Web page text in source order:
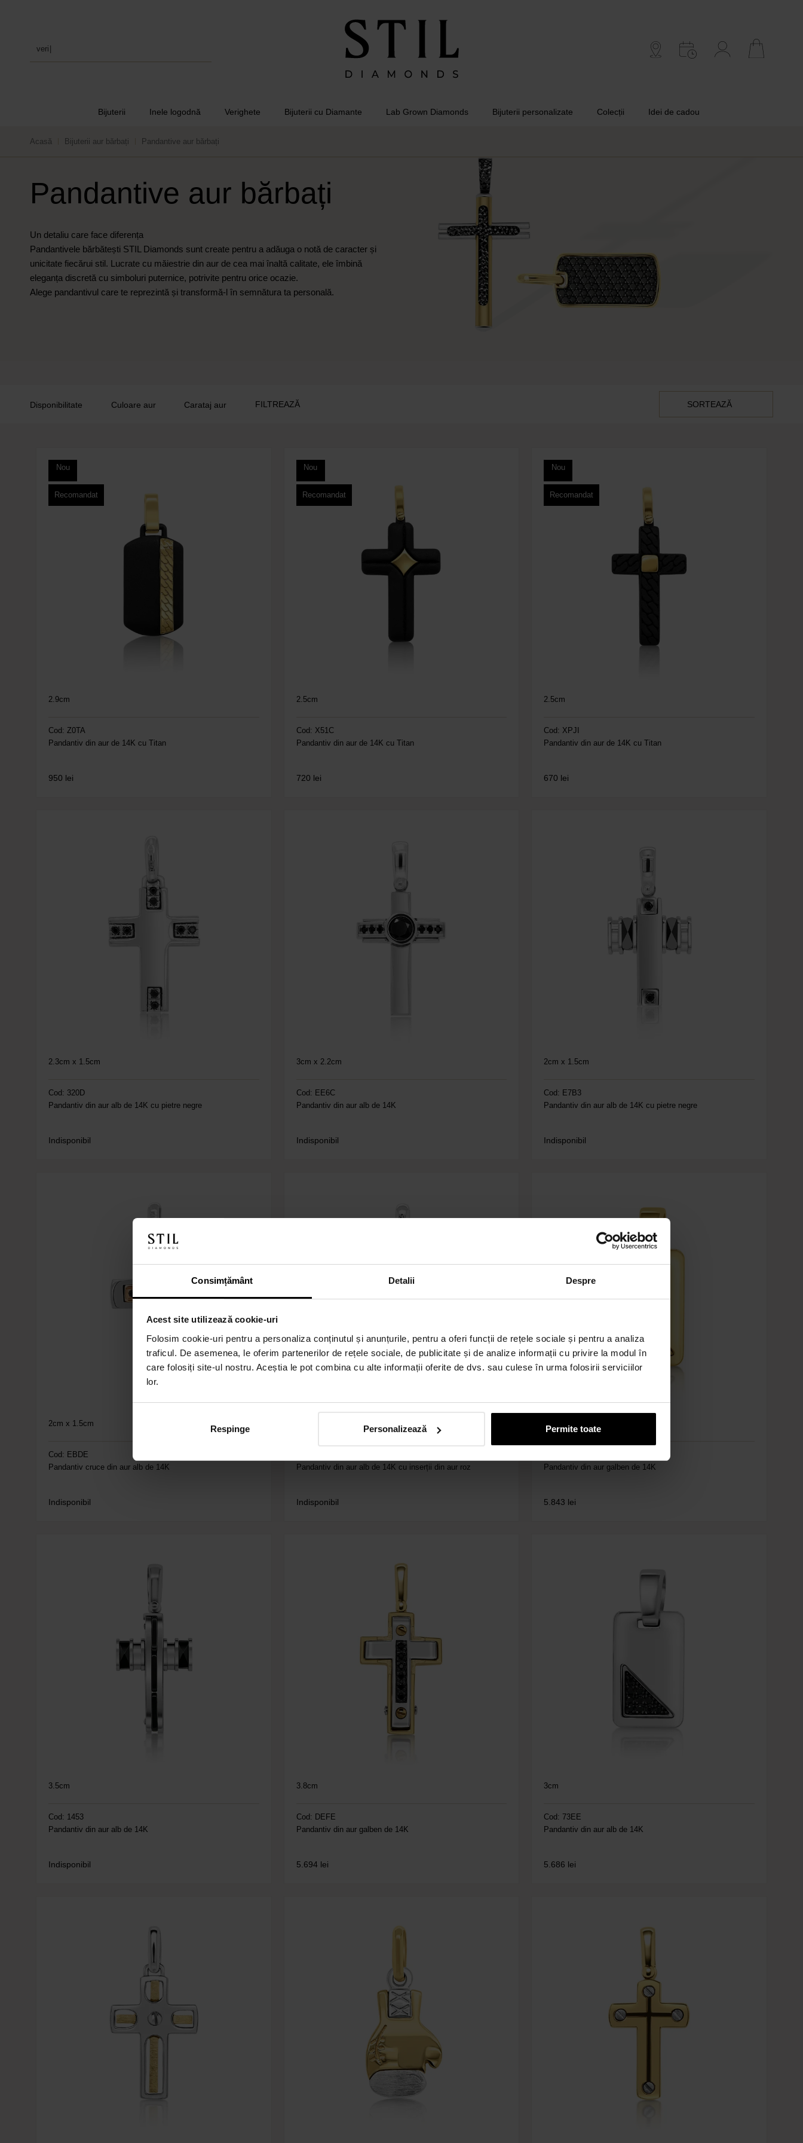
Consimțământ Detalii Despre
Acest site utilizează cookie-uri
Folosim cookie-uri pentru a personaliza conținutul și anunțurile, pentru a oferi funcții de rețele sociale și pentru a analiza
traficul. De asemenea, le oferim partenerilor de rețele sociale, de publicitate și de analize informații cu privire la modul în
care folosiți site-ul nostru. Aceștia le pot combina cu alte informații oferite de dvs. sau culese în urma folosirii serviciilor
lor.
Respinge Personalizează Permite toate
verighete
Bijuterii Inele logodnă Verighete Bijuterii cu Diamante Lab Grown Diamonds Bijuterii personalizate Colecții Idei de cadou
Acasă Bijuterii aur bărbați Pandantive aur bărbați
Pandantive aur bărbați
Un detaliu care face diferența
Pandantivele bărbătești STIL Diamonds sunt create pentru a adăuga o notă de caracter și
unicitate fiecărui stil. Lucrate cu măiestrie din aur de cea mai înaltă calitate, ele îmbină
eleganța discretă cu simboluri puternice, potrivite pentru orice ocazie.
Alege pandantivul care te reprezintă și transformă-l în semnătura ta personală.
Disponibilitate Culoare aur Carataj aur FILTREAZĂ SORTEAZĂ
Nou
Recomandat
2.9cm
Cod: Z0TA
Pandantiv din aur de 14K cu Titan
950 lei
Nou
Recomandat
2.5cm
Cod: X51C
Pandantiv din aur de 14K cu Titan
720 lei
Nou
Recomandat
2.5cm
Cod: XPJI
Pandantiv din aur de 14K cu Titan
670 lei
2.3cm x 1.5cm
Cod: 320D
Pandantiv din aur alb de 14K cu pietre negre
Indisponibil
3cm x 2.2cm
Cod: EE6C
Pandantiv din aur alb de 14K
Indisponibil
2cm x 1.5cm
Cod: E7B3
Pandantiv din aur alb de 14K cu pietre negre
Indisponibil
2cm x 1.5cm
Cod: EBDE
Pandantiv cruce din aur alb de 14K
Indisponibil
Pandantiv din aur alb de 14K cu inserții din aur roz
Indisponibil
3cm
Pandantiv din aur galben de 14K
5.843 lei
3.5cm
Cod: 1453
Pandantiv din aur alb de 14K
Indisponibil
3.8cm
Cod: DEFE
Pandantiv din aur galben de 14K
5.694 lei
3cm
Cod: 73EE
Pandantiv din aur alb de 14K
5.686 lei